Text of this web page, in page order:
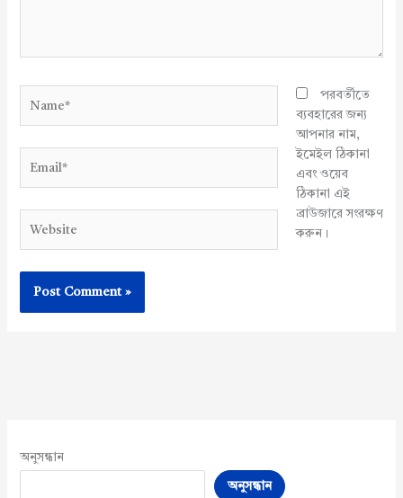
পরবর্তীতে
ব্যবহারের জন্য
আপনার নাম,
ইমেইল ঠিকানা
এবং ওয়েব
ঠিকানা এই
ব্রাউজারে সংরক্ষণ
করুন।
অনুসন্ধান
অনুসন্ধান